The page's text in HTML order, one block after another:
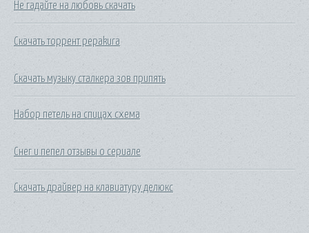
Не гадайте на любовь скачать
Скачать торрент pepakura
Скачать музыку сталкера зов припять
Набор петель на спицах схема
Снег и пепел отзывы о сериале
Скачать драйвер на клавиатуру делюкс